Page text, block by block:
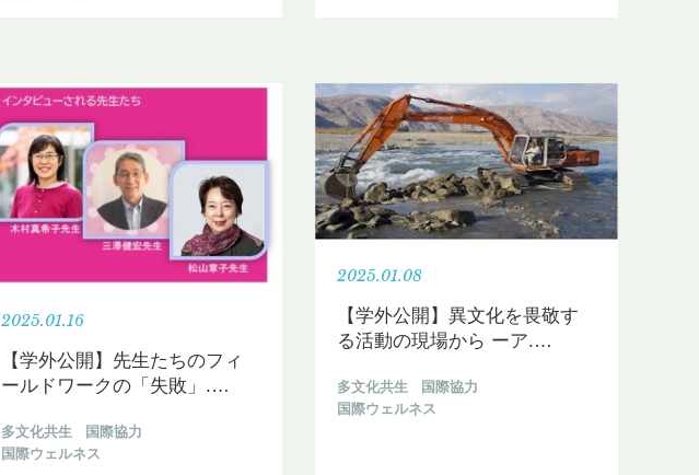
2025.01.16
【学外公開】先生たちのフィ
ールドワークの「失敗」.…
多文化共生
国際協力
国際ウェルネス
2025.01.08
【学外公開】異文化を畏敬す
る活動の現場から ーア.…
多文化共生
国際協力
国際ウェルネス